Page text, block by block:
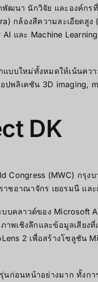
ฒนา นักวิจัย และองค์กรที่
กล้องสีความละเอียดสูง
และ Machine
บบใหม่ทั้งหมดให้เน้นคว
พลิเคชัน 3D imaging,
DK
(MWC) กรุงบ
าชอาณาจักร เยอรมนี แล
บคลาวด์ของ Microsoft
พเชิงลึกและข้อมูลเสียงที่
2 เพื่อสร้างโซลูชัน
ก่อนหน้าอย่างมาก ทั้งกา